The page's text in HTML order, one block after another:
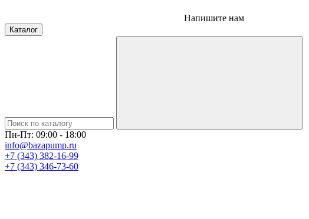
Напишите нам
Каталог
Пн-Пт: 09:00 - 18:00
info@bazapump.ru
+7 (343) 382-16-99
+7 (343) 346-73-‬60